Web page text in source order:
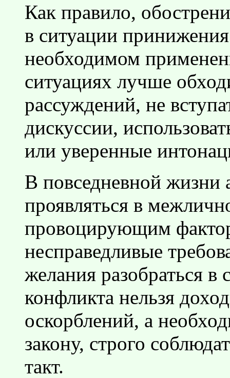
Как правило,
в ситуации
необходимом
ситуациях лучше
рассуждений, не
дискуссии,
или уверенные
В повседневной жизни
проявляться в
провоцирующим
несправедливые
желания разобраться
конфликта нельзя
оскорблений, а
закону, строго
такт.